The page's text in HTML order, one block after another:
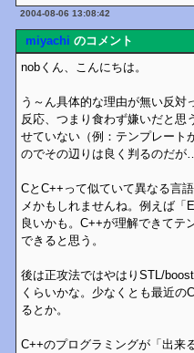
2004-08-06 13:08:42
miyachi のコメント
nobくん、こんにちは。
う～ん具体的な理由が無い反対
反応、つまり食わず嫌いだと
せていない（例：テンプレート
のでその辺りは良く判るのだが…
CとC++って似ていて異なる言
メかもしれませんね。例えば
良いかも。C++が理解できてテ
できると思う。
後は正攻法ではやはりSTL/
くらいかな。少なくとも最近
るとか。
C++のプログラミングが「出来